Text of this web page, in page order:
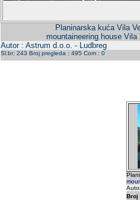
Planinarska kuća Vila
mountaineering house Vila
Autor : Astrum d.o.o. - Ludbreg
Sl.br: 243 Broj pregleda : 495 Com : 0
Broj